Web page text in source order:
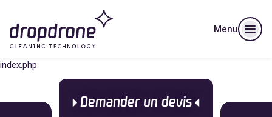
Menu
index.php
Demander un devis